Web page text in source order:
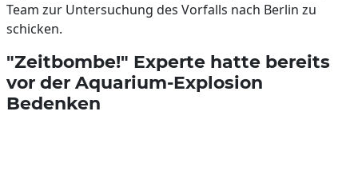
Team zur Untersuchung des Vorfalls nach Berlin zu
schicken.
"Zeitbombe!" Experte hatte bereits
vor der Aquarium-Explosion
Bedenken